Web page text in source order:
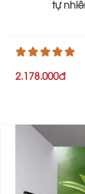
tự
2.178.000đ